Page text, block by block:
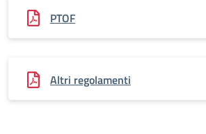
PTOF
Altri regolamenti